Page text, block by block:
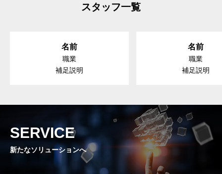
スタッフ一覧
名前
職業
補足説明
名前
職業
補足説明
SERVICE
新たなソリューションへ